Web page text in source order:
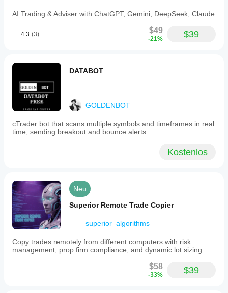
AI Trading & Adviser with ChatGPT, Gemini, DeepSeek, Claude
4.3 (3) $49
-21% $39
DATABOT
GOLDENBOT
cTrader bot that scans multiple symbols and timeframes in real
time, sending breakout and bounce alerts
Kostenlos
Neu
Superior Remote Trade Copier
superior_algorithms
Copy trades remotely from different computers with risk
management, prop firm compliance, and dynamic lot sizing.
$58
-33% $39